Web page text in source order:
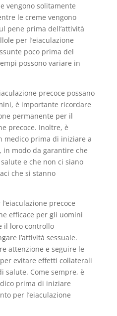
vengono solitamente
le creme vengono
pene prima dell’attività
per l’eiaculazione
poco prima del
possono variare in
precoce possano
è importante ricordare
permanente per il
precoce. Inoltre, è
medico prima di iniziare a
modo da garantire che
e che non ci siano
che si stanno
precoce
efficace per gli uomini
il loro controllo
l’attività sessuale.
attenzione e seguire le
evitare effetti collaterali
salute. Come sempre, è
prima di iniziare
per l’eiaculazione